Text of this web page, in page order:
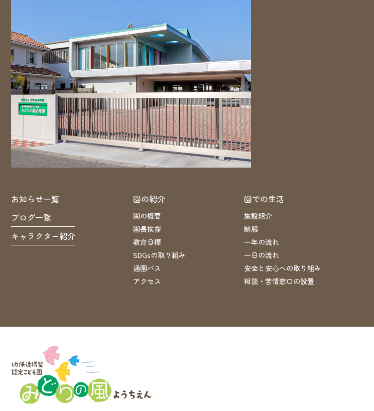
お知らせ一覧
ブログ一覧
キャラクター紹介
園の紹介
園の概要
園長挨拶
教育目標
SDGsの取り組み
通園バス
アクセス
園での生活
施設紹介
制服
一年の流れ
一日の流れ
安全と安心への取り組み
相談・苦情窓口の設置